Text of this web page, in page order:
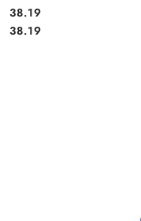
Cena:
38.19
Cena:
38.19